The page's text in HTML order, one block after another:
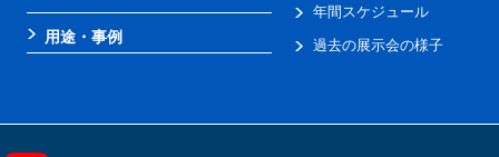
用途・事例
年間スケジュール
過去の展示会の様子